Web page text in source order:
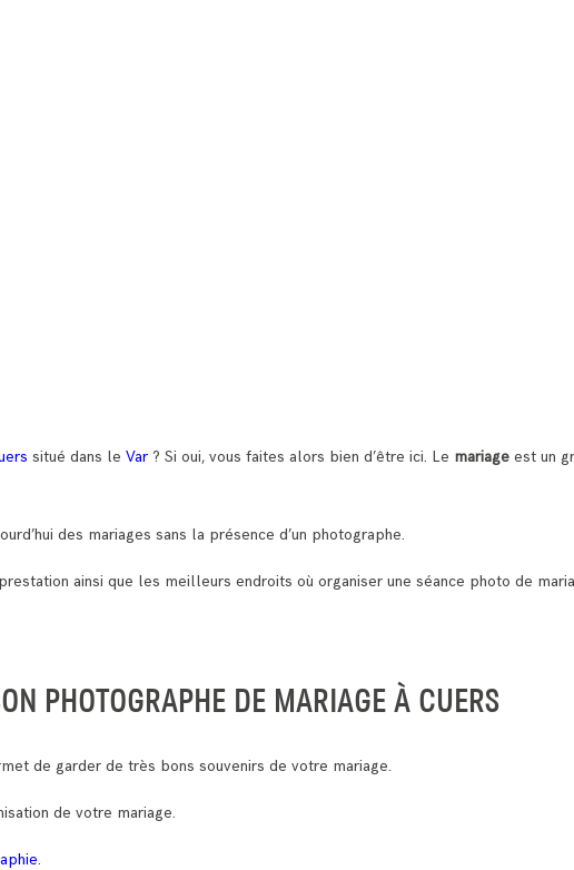
situé dans le Var ? Si oui, vous faites alors bien d’être ici. Le mariage est un
des mariages sans la présence d’un photographe.
ainsi que les meilleurs endroits où organiser une séance photo de
PHOTOGRAPHE DE MARIAGE À CUERS
de garder de très bons souvenirs de votre mariage.
de votre mariage.
.